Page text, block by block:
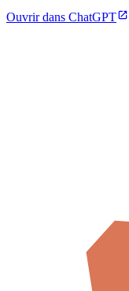
Ouvrir dans ChatGPT